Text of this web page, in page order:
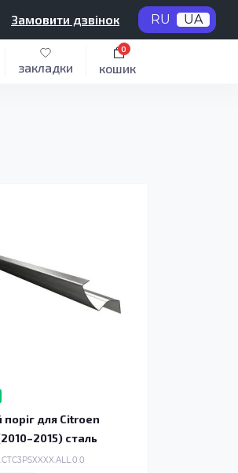
Замовити дзвінок RU UA
закладки кошик
0
для Citroen
сталь